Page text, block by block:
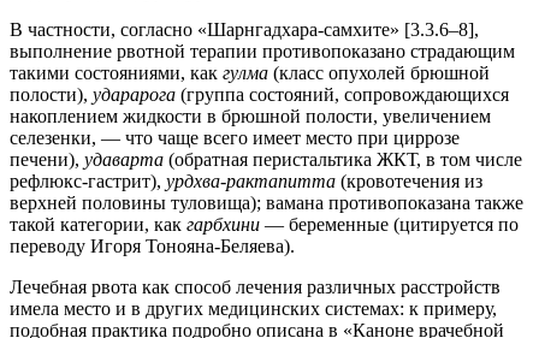
В частности, согласно «Шарнгадхара-самхите» [3.3.6–8],
выполнение рвотной терапии противопоказано страдающим
такими состояниями, как гулма (класс опухолей брюшной
полости), ударарога (группа состояний, сопровождающихся
накоплением жидкости в брюшной полости, увеличением
селезенки, — что чаще всего имеет место при циррозе
печени), удаварта (обратная перистальтика ЖКТ, в том числе
рефлюкс-гастрит), урдхва-рактапитта (кровотечения из
верхней половины туловища); вамана противопоказана также
такой категории, как гарбхини — беременные (цитируется по
переводу Игоря Тонояна-Беляева).
Лечебная рвота как способ лечения различных расстройств
имела место и в других медицинских системах: к примеру,
подобная практика подробно описана в «Каноне врачебной